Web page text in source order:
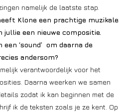
namelijk de laatste stap.
Klone een prachtige muzikale
jullie een nieuwe compositie.
‘sound’ om daarna de
andersom?
verantwoordelijk voor het
Daarna weerken we samen
zodat ik kan beginnen met de
ik de teksten zoals je ze kent. Op